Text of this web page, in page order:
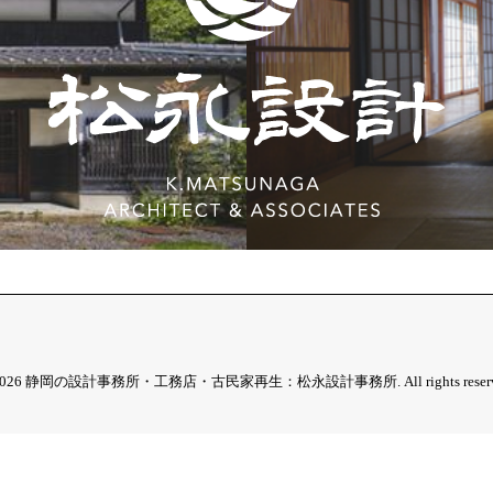
静岡の設計事務所・工務店・古民家再生：松永設計事務所. All rights